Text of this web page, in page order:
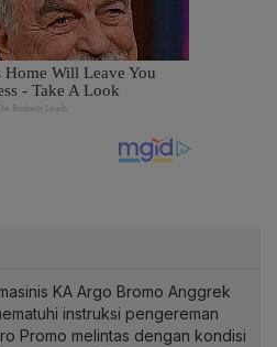
KA Argo Bromo Anggrek
instruksi pengereman
Promo melintas dengan kondisi